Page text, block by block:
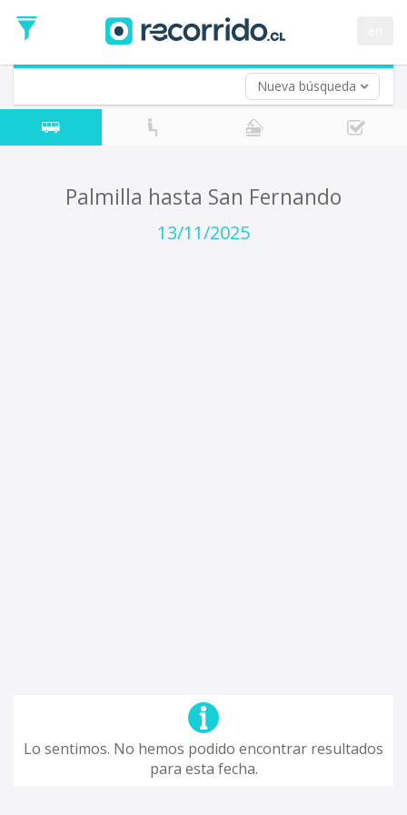
Nueva búsqueda
de
Ida
Vuelta (opcional)
Fecha
de
Palmilla hasta San Fernando
13/11/2025
Lo sentimos. No hemos podido encontrar resultados
para esta fecha.